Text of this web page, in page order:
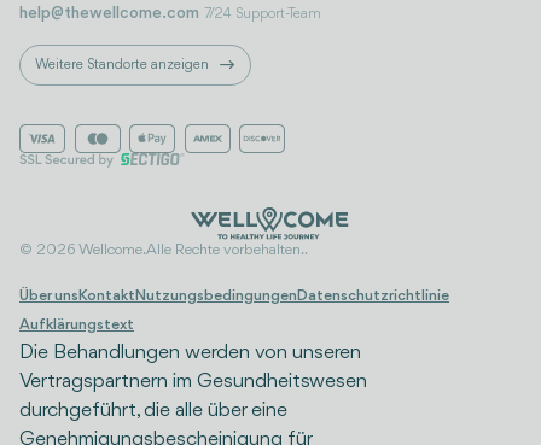
help@thewellcome.com 7/24 Support-Team
Weitere Standorte anzeigen
© 2026 Wellcome. Alle Rechte vorbehalten..
Über uns Kontakt Nutzungsbedingungen Datenschutzrichtlinie
Aufklärungstext
Die Behandlungen werden von unseren
Vertragspartnern im Gesundheitswesen
durchgeführt, die alle über eine
Genehmigungsbescheinigung für